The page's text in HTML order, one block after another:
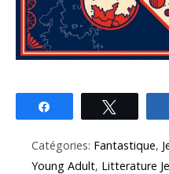
Catégories: Fantastique,
Young Adult, Litterature